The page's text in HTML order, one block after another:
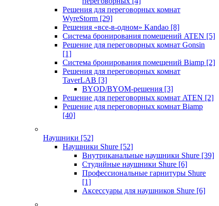
Решения для переговорных комнат
WyreStorm [29]
Решения «все-в-одном» Kandao [8]
Система бронирования помещений ATEN [5]
Решение для переговорных комнат Gonsin
[1]
Система бронирования помещений Biamp [2]
Решения для переговорных комнат
TaverLAB [3]
BYOD/BYOM-решения [3]
Решение для переговорных комнат ATEN [2]
Решение для переговорных комнат Biamp
[40]
Наушники [52]
Наушники Shure [52]
Внутриканальные наушники Shure [39]
Студийные наушники Shure [6]
Профессиональные гарнитуры Shure
[1]
Аксессуары для наушников Shure [6]